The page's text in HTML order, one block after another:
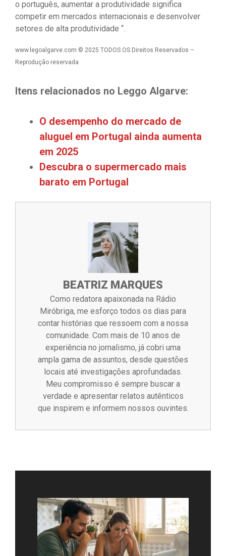
o português, aumentar a produtividade significa
competir em mercados internacionais e desenvolver
setores de alta produtividade “.
www.legoalgarve.com © 2025 TODOS OS Direitos Reservados –
Reprodução reservada
Itens relacionados no Leggo Algarve:
O desempenho do mercado de
aluguel em Portugal ainda aumenta
em 2025
Descubra o supermercado mais
barato em Portugal
BEATRIZ MARQUES
Como redatora apaixonada na Rádio
Miróbriga, me esforço todos os dias para
contar histórias que ressoem com a nossa
comunidade. Com mais de 10 anos de
experiência no jornalismo, já cobri uma
ampla gama de assuntos, desde questões
locais até investigações aprofundadas.
Meu compromisso é sempre buscar a
verdade e apresentar relatos autênticos
que inspirem e informem nossos ouvintes.